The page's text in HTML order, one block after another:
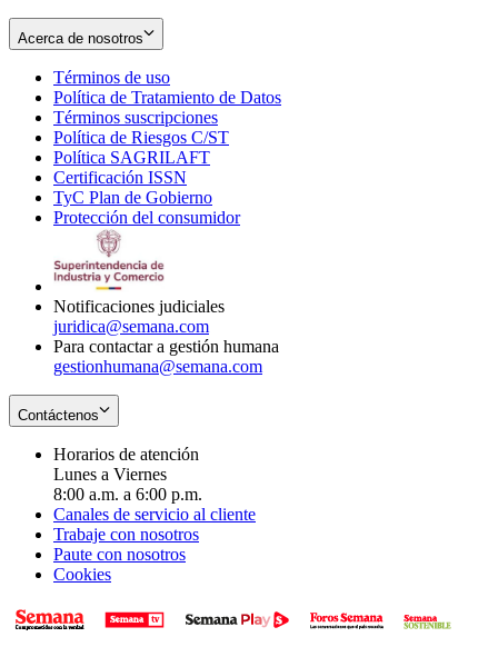
Acerca de nosotros
Términos de uso
in
new
window
Política de Tratamiento de Datos
Términos suscripciones
in
Política de Riesgos C/ST
Política SAGRILAFT
new
window
Certificación ISSN
in
new
TyC Plan de Gobierno
in
Protección del consumidorOpens
Notificaciones judiciales
juridica@semana.com
Para contactar a gestión humana
gestionhumana@semana.com
Contáctenos
Horarios de atención
Lunes a Viernes
8:00 a.m. a 6:00 p.m.
Canales de servicio al cliente
Trabaje con nosotros
Paute con nosotros
Cookies